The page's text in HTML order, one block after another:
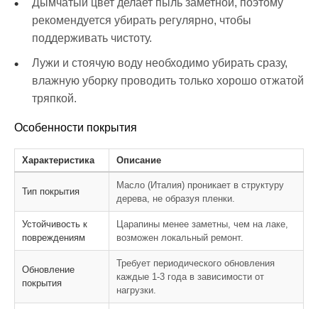
Дымчатый цвет делает пыль заметной, поэтому
рекомендуется убирать регулярно, чтобы
поддерживать чистоту.
Лужи и стоячую воду необходимо убирать сразу,
влажную уборку проводить только хорошо отжатой
тряпкой.
Особенности покрытия
Характеристика Описание
Тип покрытия
Масло (Италия) проникает в структуру
дерева, не образуя пленки.
Устойчивость к
повреждениям
Царапины менее заметны, чем на лаке,
возможен локальный ремонт.
Обновление
покрытия
Требует периодического обновления
каждые 1-3 года в зависимости от
нагрузки.